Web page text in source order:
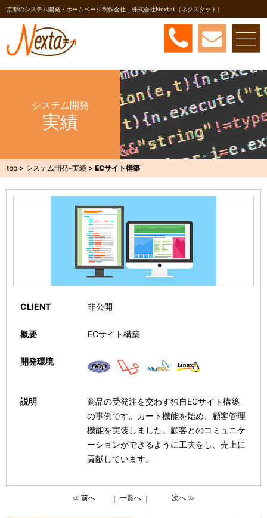
京都のシステム開発・ホームページ制作会社 株式会社Nextat（ネクスタット）
システム開発
実績
top > システム開発-実績 >ECサイト構築
CLIENT 非公開
概要 ECサイト構築
開発環境
説明
商品の受発注を交わす独自ECサイト構築
の事例です。カート機能を始め、顧客管理
機能を実装しました。顧客とのコミュニケ
ーションができるように工夫をし、売上に
貢献しています。
≪ 前へ ｜ 一覧へ ｜ 次へ ≫